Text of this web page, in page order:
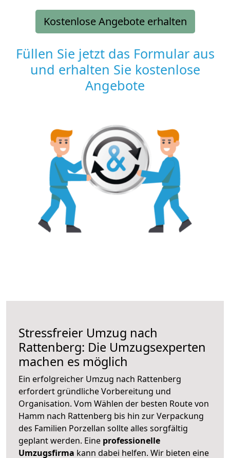
Kostenlose Angebote erhalten
Füllen Sie jetzt das Formular aus
und erhalten Sie kostenlose
Angebote
Stressfreier Umzug nach
Rattenberg: Die Umzugsexperten
machen es möglich
Ein erfolgreicher Umzug nach Rattenberg
erfordert gründliche Vorbereitung und
Organisation. Vom Wählen der besten Route von
Hamm nach Rattenberg bis hin zur Verpackung
des Familien Porzellan sollte alles sorgfältig
geplant werden. Eine professionelle
Umzugsfirma kann dabei helfen. Wir bieten eine